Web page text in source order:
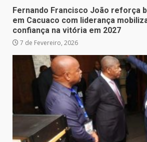
Fernando Francisco João reforça
em Cacuaco com liderança
confiança na vitória em 2027
7 de Fevereiro, 2026